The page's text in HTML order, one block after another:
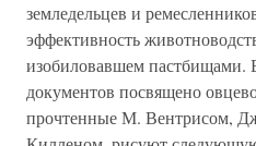
земледельцев и
эффективность
изобиловавшем пастбищами.
документов посвящено
прочтенные М. Вентрисом,